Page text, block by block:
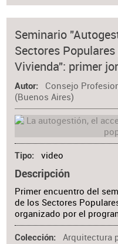
Seminario
Sectores
Vivienda": primer
Autor
Consejo
(Buenos Aires)
Tipo video
Descripción
Primer encuentro del
de los Sectores
organizado por el
Colección Arquitectura